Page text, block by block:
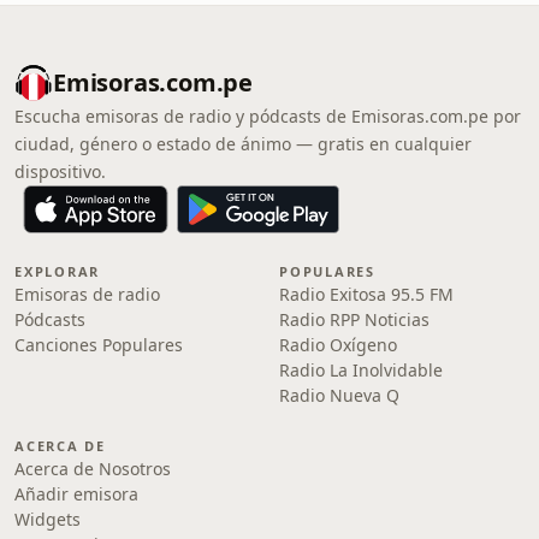
Emisoras.com.pe
Escucha emisoras de radio y pódcasts de Emisoras.com.pe por
ciudad, género o estado de ánimo — gratis en cualquier
dispositivo.
EXPLORAR
Emisoras de radio
Pódcasts
Canciones Populares
POPULARES
Radio Exitosa 95.5 FM
Radio RPP Noticias
Radio Oxígeno
Radio La Inolvidable
Radio Nueva Q
ACERCA DE
Acerca de Nosotros
Añadir emisora
Widgets